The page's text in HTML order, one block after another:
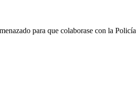
para que colaborase con la Policía